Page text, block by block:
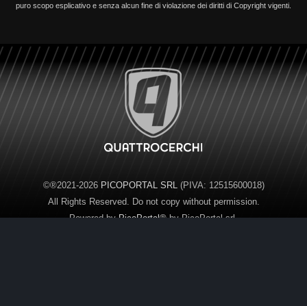
puro scopo esplicativo e senza alcun fine di violazione dei diritti di Copyright vigenti.
©®2021-2026 PICOPORTAL SRL (PIVA: 12515600018)
All Rights Reserved. Do not copy without permission.
Powered byPicoPortal®by PicoPortal srl.